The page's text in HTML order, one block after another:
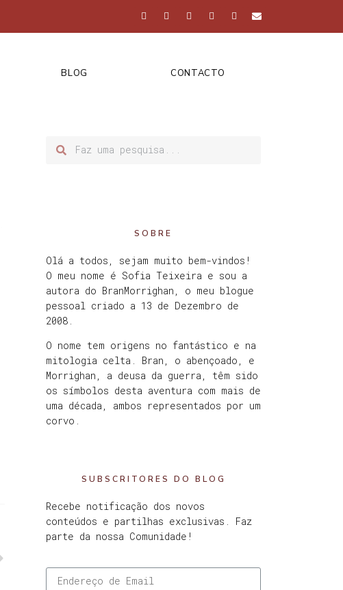
BLOG CONTACTO
SOBRE
Olá a todos, sejam muito bem-vindos!
O meu nome é Sofia Teixeira e sou a
autora do BranMorrighan, o meu blogue
pessoal criado a 13 de Dezembro de
2008.
O nome tem origens no fantástico e na
mitologia celta. Bran, o abençoado, e
Morrighan, a deusa da guerra, têm sido
os símbolos desta aventura com mais de
uma década, ambos representados por um
corvo.
SUBSCRITORES DO BLOG
Recebe notificação dos novos
conteúdos e partilhas exclusivas. Faz
parte da nossa Comunidade!